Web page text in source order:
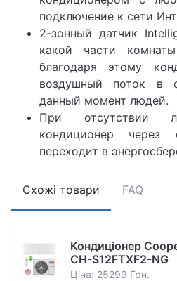
подключение к сети
2-зонный датчик
какой части
благодаря этому
воздушный поток в
данный момент людей.
При отсутствии
кондиционер через
переходит в
Схожі товари FAQ
Кондиціонер
CH-S12FTXF2-NG
Ціна: 25299 Грн.